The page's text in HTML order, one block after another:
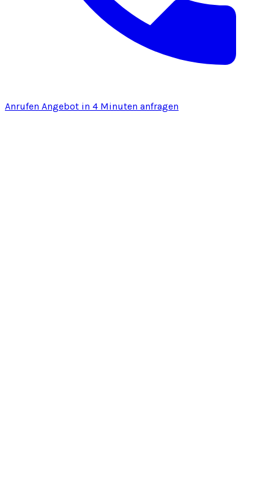
Anrufen Angebot in 4 Minuten anfragen